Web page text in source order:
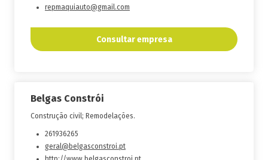
repmaquiauto@gmail.com
Consultar empresa
Belgas Constrói
Construção civil; Remodelações.
261936265
geral@belgasconstroi.pt